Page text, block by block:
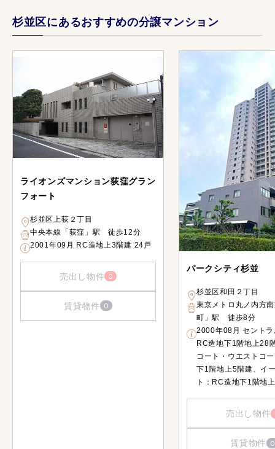
杉並区にあるおすすめの分譲マンション
ライオンズマンション荻窪グラン
フォート
杉並区上荻２丁目
中央本線「荻窪」駅 徒歩12分
2001年09月 RC造地上3階建 24戸
売出し物件 0
賃貸物件 0
パークシティ杉並
杉並区和田２丁目
東京メトロ丸ノ内方
町」駅 徒歩8分
2000年08月 セント
RC造地下1階地上28
コート・ウエストコ
下1階地上5階建、イ
ト：RC造地下1階地
売出し物件
賃貸物件 0